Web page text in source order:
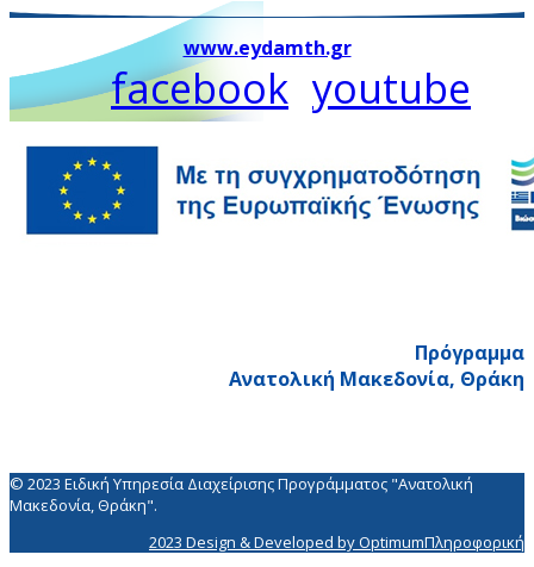
www.eydamth.gr
facebook youtube
Πρόγραμμα
Ανατολική Μακεδονία, Θράκη
© 2023 Ειδική Υπηρεσία Διαχείρισης Προγράμματος "Ανατολική
Μακεδονία, Θράκη".
2023 Design & Developed by OptimumΠληροφορική